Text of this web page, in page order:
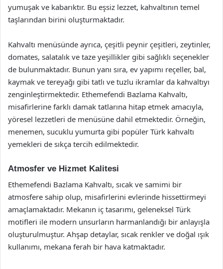
yumuşak ve kabarıktır. Bu eşsiz lezzet, kahvaltının temel
taşlarından birini oluşturmaktadır.
Kahvaltı menüsünde ayrıca, çeşitli peynir çeşitleri, zeytinler,
domates, salatalık ve taze yeşillikler gibi sağlıklı seçenekler
de bulunmaktadır. Bunun yanı sıra, ev yapımı reçeller, bal,
kaymak ve tereyağı gibi tatlı ve tuzlu ikramlar da kahvaltıyı
zenginleştirmektedir. Ethemefendi Bazlama Kahvaltı,
misafirlerine farklı damak tatlarına hitap etmek amacıyla,
yöresel lezzetleri de menüsüne dahil etmektedir. Örneğin,
menemen, sucuklu yumurta gibi popüler Türk kahvaltı
yemekleri de sıkça tercih edilmektedir.
Atmosfer ve Hizmet Kalitesi
Ethemefendi Bazlama Kahvaltı, sıcak ve samimi bir
atmosfere sahip olup, misafirlerini evlerinde hissettirmeyi
amaçlamaktadır. Mekanın iç tasarımı, geleneksel Türk
motifleri ile modern unsurların harmanlandığı bir anlayışla
oluşturulmuştur. Ahşap detaylar, sıcak renkler ve doğal ışık
kullanımı, mekana ferah bir hava katmaktadır.